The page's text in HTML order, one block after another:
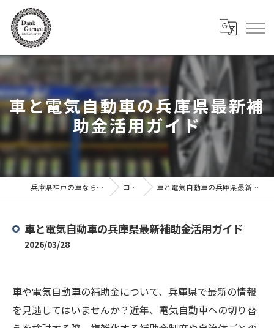
車と電気自動車の兵庫県最新補
助金活用ガイド
兵庫県神戸の車ならDank Garage コラム 車と電気自動車の兵庫県最新補助金活用ガイド
車と電気自動車の兵庫県最新補助金活用ガイド
2026/03/28
車や電気自動車の補助金について、兵庫県で最新の情報
を見逃してはいませんか？近年、電気自動車への切り替